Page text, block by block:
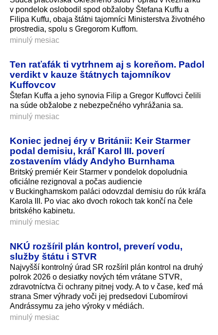
v pondelok oslobodil spod obžaloby Štefana Kuffu a
Filipa Kuffu, obaja štátni tajomníci Ministerstva životného
prostredia, spolu s Gregorom Kuffom.
minulý mesiac
Ten raťafák ti vytrhnem aj s koreňom. Padol
verdikt v kauze štátnych tajomníkov
Kuffovcov
Štefan Kuffa a jeho synovia Filip a Gregor Kuffovci čelili
na súde obžalobe z nebezpečného vyhrážania sa.
minulý mesiac
Koniec jednej éry v Británii: Keir Starmer
podal demisiu, kráľ Karol III. poverí
zostavením vlády Andyho Burnhama
Britský premiér Keir Starmer v pondelok dopoludnia
oficiálne rezignoval a počas audiencie
v Buckinghamskom paláci odovzdal demisiu do rúk kráľa
Karola III. Po viac ako dvoch rokoch tak končí na čele
britského kabinetu.
minulý mesiac
NKÚ rozšíril plán kontrol, preverí vodu,
služby štátu i STVR
Najvyšší kontrolný úrad SR rozšíril plán kontrol na druhý
polrok 2026 o desiatky nových tém vrátane STVR,
zdravotníctva či ochrany pitnej vody. A to v čase, keď má
strana Smer výhrady voči jej predsedovi Ľubomírovi
Andrássymu za jeho výroky v médiách.
minulý mesiac